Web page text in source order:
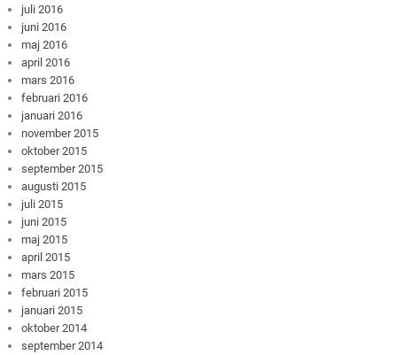
juli 2016
juni 2016
maj 2016
april 2016
mars 2016
februari 2016
januari 2016
november 2015
oktober 2015
september 2015
augusti 2015
juli 2015
juni 2015
maj 2015
april 2015
mars 2015
februari 2015
januari 2015
oktober 2014
september 2014